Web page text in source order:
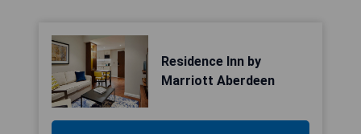
Residence Inn by
Marriott Aberdeen